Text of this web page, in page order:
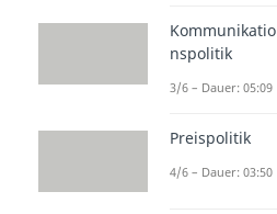
Kommunikatio
nspolitik
3/6 – Dauer: 05:09
Preispolitik
4/6 – Dauer: 03:50